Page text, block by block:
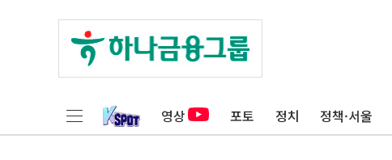
영상 포토 정치 정책·서울